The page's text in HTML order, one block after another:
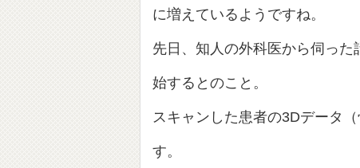
に増えているようですね。
先日、知人の外科医から伺っ
始するとのこと。
スキャン した患者の3Dデータ
す。